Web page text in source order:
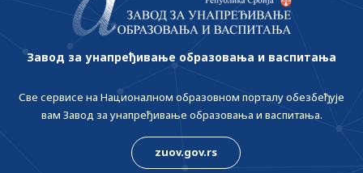
Завод за унапређивање образовања и васпитања
Све сервисе на Националном образовном порталу обезбеђује
вам Завод за унапређивање образовања и васпитања.
zuov.gov.rs